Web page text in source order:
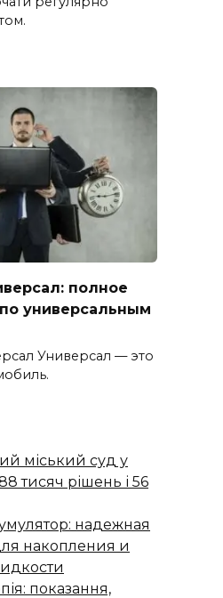
полное
универсальным
Универсал — это
міський суд у
тисяч рішень і 56
надежная
накопления и
показання,